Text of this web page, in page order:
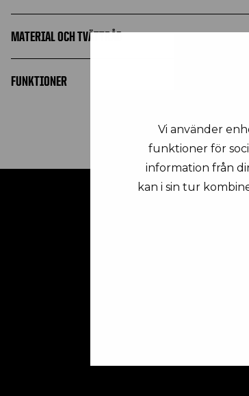
Vi använder
funktioner för
information från
kan i sin tur
MATERIAL OCH TVÄTTRÅD
FUNKTIONER